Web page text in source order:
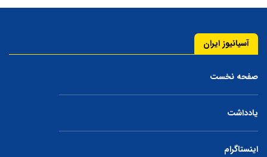
آسیانیوز ایران
صفحه نخست
یادداشت
اینستاگرام